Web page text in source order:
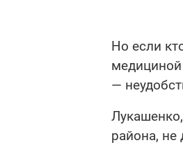
Но если
медициной
—
района, не